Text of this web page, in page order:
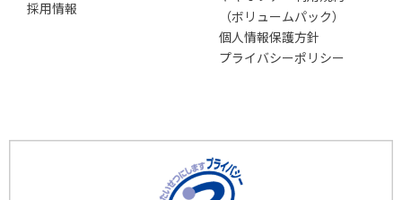
採用情報
（ボリュームパック）
個人情報保護方針
プライバシーポリシー